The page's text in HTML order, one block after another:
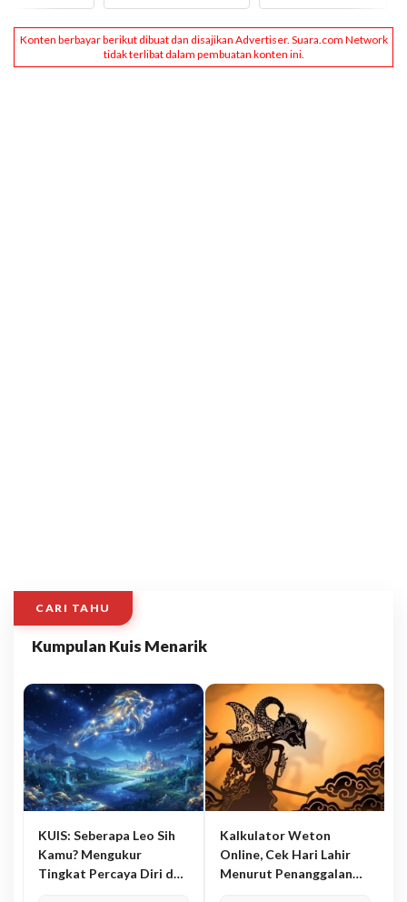
CARI TAHU
Kumpulan Kuis Menarik
KUIS: Seberapa Leo Sih
Kamu? Mengukur
Tingkat Percaya Diri dan
Kalkulator Weton
Online, Cek Hari Lahir
Menurut Penanggalan